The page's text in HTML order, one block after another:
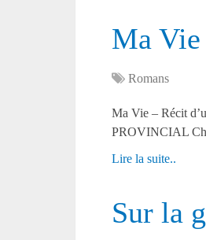
Ma
Romans
Ma Vie – Récit
PROVINCIAL
Lire la suite..
Sur la